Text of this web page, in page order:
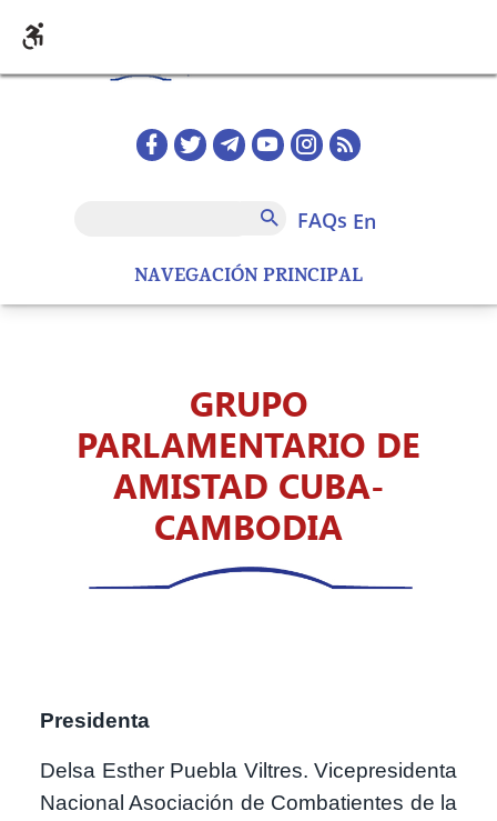
NAVEGACIÓN PRINCIPAL
Redes sociales home
FAQs
FAQs en
GRUPO
PARLAMENTARIO DE
AMISTAD CUBA-
CAMBODIA
Presidenta
Delsa Esther Puebla Viltres. Vicepresidenta
Nacional Asociación de Combatientes de la